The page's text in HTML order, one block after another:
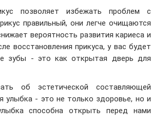
позволяет избежать проблем с
правильный, они легче очищаются
вероятность развития кариеса и
восстановления прикуса, у вас будет
зубы - это как открытая дверь для
об эстетической составляющей
улыбка - это не только здоровье, но и
способна открыть перед нами